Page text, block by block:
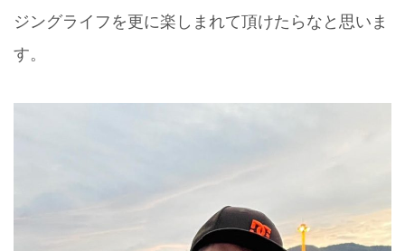
ジングライフを更に楽しまれて頂けたらなと思いま
す。